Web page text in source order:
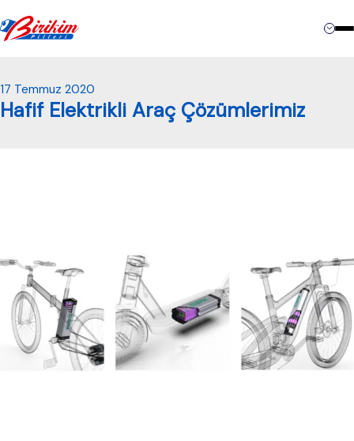
17 Temmuz 2020
Hafif Elektrikli Araç Çözümlerimiz